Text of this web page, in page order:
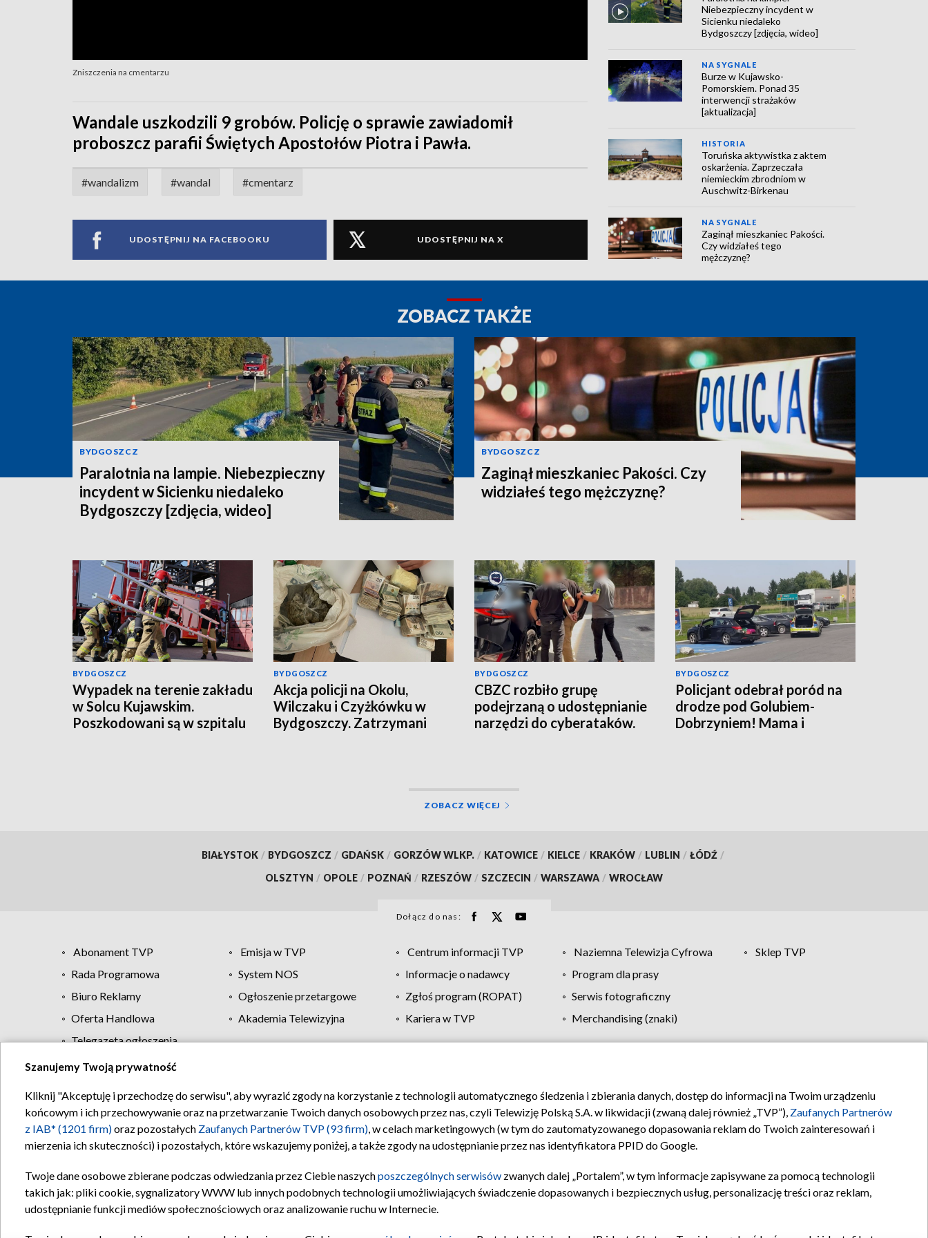
Zniszczenia na cmentarzu
Wandale uszkodzili 9 grobów. Policję o sprawie zawiadomił
proboszcz parafii Świętych Apostołów Piotra i Pawła.
#wandalizm #wandal #cmentarz
UDOSTĘPNIJ NA FACEBOOKU UDOSTĘPNIJ NA X
Niebezpieczny incydent w
Sicienku niedaleko
Bydgoszczy [zdjęcia, wideo]
NA SYGNALE
Burze w Kujawsko-
Pomorskiem. Ponad 35
interwencji strażaków
[aktualizacja]
HISTORIA
Toruńska aktywistka z aktem
oskarżenia. Zaprzeczała
niemieckim zbrodniom w
Auschwitz-Birkenau
NA SYGNALE
Zaginął mieszkaniec Pakości.
Czy widziałeś tego
mężczyznę?
ZOBACZ TAKŻE
BYDGOSZCZ
Paralotnia na lampie. Niebezpieczny
incydent w Sicienku niedaleko
Bydgoszczy [zdjęcia, wideo]
BYDGOSZCZ
Zaginął mieszkaniec Pakości. Czy
widziałeś tego mężczyznę?
BYDGOSZCZ
Wypadek na terenie zakładu
w Solcu Kujawskim.
Poszkodowani są w szpitalu
BYDGOSZCZ
Akcja policji na Okolu,
Wilczaku i Czyżkówku w
Bydgoszczy. Zatrzymani
BYDGOSZCZ
CBZC rozbiło grupę
podejrzaną o udostępnianie
narzędzi do cyberataków.
BYDGOSZCZ
Policjant odebrał poród na
drodze pod Golubiem-
Dobrzyniem! Mama i
ZOBACZ WIĘCEJ
BIAŁYSTOK / BYDGOSZCZ / GDAŃSK / GORZÓW WLKP. / KATOWICE / KIELCE / KRAKÓW / LUBLIN / ŁÓDŹ /
OLSZTYN / OPOLE / POZNAŃ / RZESZÓW / SZCZECIN / WARSZAWA / WROCŁAW
Dołącz do nas:
Abonament TVP Emisja w TVP Centrum informacji TVP Naziemna Telewizja Cyfrowa
Sklep TVP
Rada Programowa
System NOS Informacje o nadawcy
Program dla prasy
Biuro Reklamy
Ogłoszenie przetargowe Zgłoś program (ROPAT)
Serwis fotograficzny
Oferta Handlowa
Akademia Telewizyjna Kariera w TVP
Merchandising (znaki)
Telegazeta ogłoszenia
Regulamin TVP Polityka prywatności Moje zgody Pomoc Biuro reklamy Kontakt
Szanujemy Twoją prywatność
Kliknij "Akceptuję i przechodzę do serwisu", aby wyrazić zgody na korzystanie z technologii automatycznego śledzenia i zbierania danych, dostęp do informacji na Twoim urządzeniu
końcowym i ich przechowywanie oraz na przetwarzanie Twoich danych osobowych przez nas, czyli Telewizję Polską S.A. w likwidacji (zwaną dalej również „TVP”), Zaufanych Partnerów
z IAB* (1201 firm)oraz pozostałych Zaufanych Partnerów TVP (93 firm), w celach marketingowych (w tym do zautomatyzowanego dopasowania reklam do Twoich zainteresowań i
mierzenia ich skuteczności) i pozostałych, które wskazujemy poniżej, a także zgody na udostępnianie przez nas identyfikatora PPID do Google.
Twoje dane osobowe zbierane podczas odwiedzania przez Ciebie naszychposzczególnych serwisów zwanych dalej „Portalem”, w tym informacje zapisywane za pomocą technologii
takich jak: pliki cookie, sygnalizatory WWW lub innych podobnych technologii umożliwiających świadczenie dopasowanych i bezpiecznych usług, personalizację treści oraz reklam,
udostępnianie funkcji mediów społecznościowych oraz analizowanie ruchu w Internecie.